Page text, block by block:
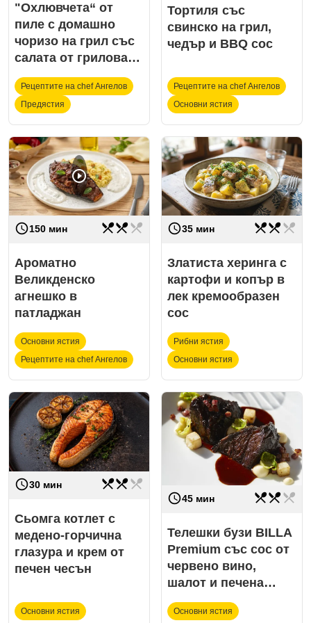
"Охлювчета“ от
пиле с домашно
чоризо на грил със
салата от гриловани
картофи и лимони
Рецептите на chef Ангелов
Предястия
Тортиля със
свинско на грил,
чедър и BBQ сос
Рецептите на chef Ангелов
Основни ястия
play_circle_outline
access_time150 мин
Трудност средно
restaurant_menurestaurant_menurestaurant_menu
Ароматно
Великденско
агнешко в
патладжан
Основни ястия
Рецептите на chef Ангелов
access_time35 мин
Трудност средно
restaurant_menurestaurant_menurestaurant_menu
Златиста херинга с
картофи и копър в
лек кремообразен
сос
Рибни ястия
Основни ястия
access_time30 мин
Трудност средно
restaurant_menurestaurant_menurestaurant_menu
Сьомга котлет с
медено-горчична
глазура и крем от
печен чесън
Основни ястия
access_time45 мин
Трудност средно
restaurant_menurestaurant_menurestaurant_menu
Телешки бузи BILLA
Premium със сос от
червено вино,
шалот и печена
целина
Основни ястия